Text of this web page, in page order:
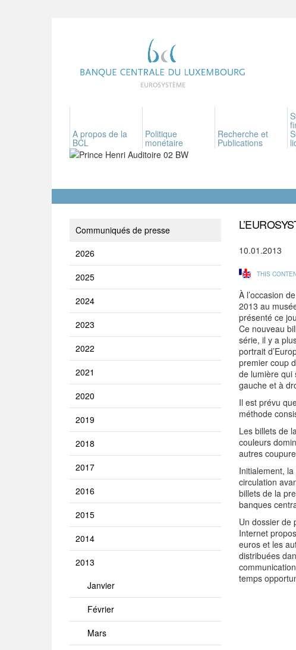
A propos de la
BCL
Politique
monétaire
Recherche et
Publications
Communiqués de presse
2026
2025
2024
2023
2022
2021
2020
2019
2018
2017
2016
2015
2014
2013
Janvier
Février
Mars
10.01.2013
THIS
À l’occasion
2013 au
présenté ce
Ce nouveau
série, il y a
portrait
premier coup
de lumière qui
gauche et à
Il est prévu
méthode
Les billets de
couleurs
autres
Initialement,
circulation
billets de la
banques
Un dossier de
Internet
euros et les
distribuées
temps